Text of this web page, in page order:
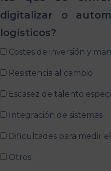
digitalizar o
logísticos?
Costes de inversión y
Resistencia al cambio
Escasez de talento
Integración de sistemas
Dificultades para medir
Otros: